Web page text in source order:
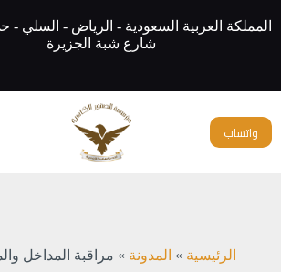
إلىالمملكة العربية السعودية - الرياض - السلي -
شارع شبة الجزيرة
واتساب
الرئيسية » المدونة » مراقبة المداخل